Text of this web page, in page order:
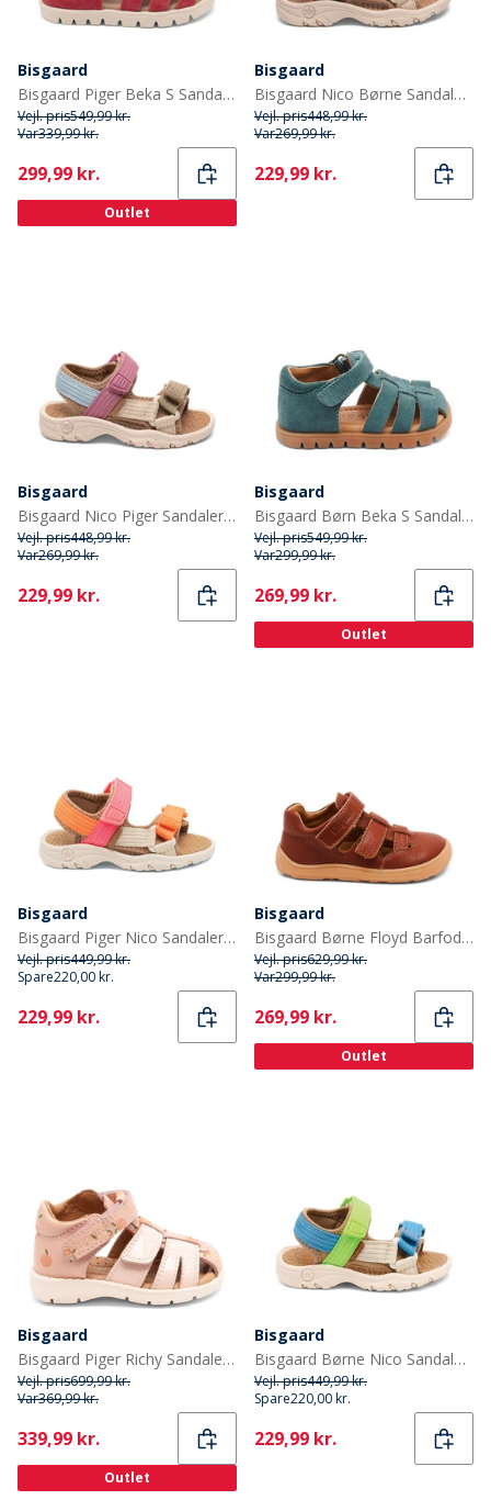
Bisgaard
Bisgaard Piger Beka S Sandaler Red Apple
Vejl. pris549,99 kr.
Var339,99 kr.
Current
299,99 kr.
Outlet
Bisgaard
Bisgaard Nico Børne Sandaler Mocha
Vejl. pris448,99 kr.
Var269,99 kr.
Current
229,99 kr.
Bisgaard
Bisgaard Nico Piger Sandaler Violet
Vejl. pris448,99 kr.
Var269,99 kr.
Current
229,99 kr.
Bisgaard
Bisgaard Børn Beka S Sandaler Sky
Vejl. pris549,99 kr.
Var299,99 kr.
Current
269,99 kr.
Outlet
Bisgaard
Bisgaard Piger Nico Sandaler Pink
Vejl. pris449,99 kr.
Spare220,00 kr.
Current
229,99 kr.
Bisgaard
Bisgaard Børne Floyd Barfodssandaler Cacao
Vejl. pris629,99 kr.
Var299,99 kr.
Current
269,99 kr.
Outlet
Bisgaard
Bisgaard Piger Richy Sandaler Peach
Vejl. pris699,99 kr.
Var369,99 kr.
Current
339,99 kr.
Outlet
Bisgaard
Bisgaard Børne Nico Sandaler Bright Green
Vejl. pris449,99 kr.
Spare220,00 kr.
Current
229,99 kr.